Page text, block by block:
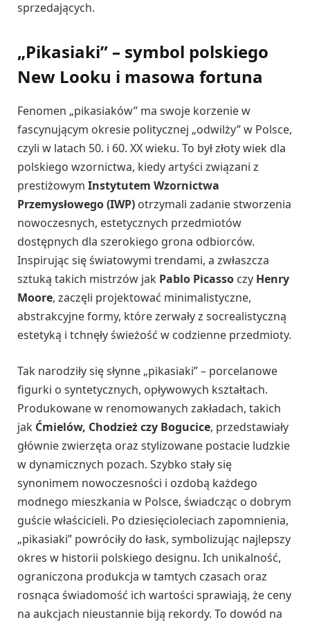
sprzedających.
„Pikasiaki” – symbol polskiego
New Looku i masowa fortuna
Fenomen „pikasiaków” ma swoje korzenie w
fascynującym okresie politycznej „odwilży” w Polsce,
czyli w latach 50. i 60. XX wieku. To był złoty wiek dla
polskiego wzornictwa, kiedy artyści związani z
prestiżowym Instytutem Wzornictwa
Przemysłowego (IWP) otrzymali zadanie stworzenia
nowoczesnych, estetycznych przedmiotów
dostępnych dla szerokiego grona odbiorców.
Inspirując się światowymi trendami, a zwłaszcza
sztuką takich mistrzów jak Pablo Picasso czy Henry
Moore, zaczęli projektować minimalistyczne,
abstrakcyjne formy, które zerwały z socrealistyczną
estetyką i tchnęły świeżość w codzienne przedmioty.
Tak narodziły się słynne „pikasiaki” – porcelanowe
figurki o syntetycznych, opływowych kształtach.
Produkowane w renomowanych zakładach, takich
jak Ćmielów, Chodzież czy Bogucice, przedstawiały
głównie zwierzęta oraz stylizowane postacie ludzkie
w dynamicznych pozach. Szybko stały się
synonimem nowoczesności i ozdobą każdego
modnego mieszkania w Polsce, świadcząc o dobrym
guście właścicieli. Po dziesięcioleciach zapomnienia,
„pikasiaki” powróciły do łask, symbolizując najlepszy
okres w historii polskiego designu. Ich unikalność,
ograniczona produkcja w tamtych czasach oraz
rosnąca świadomość ich wartości sprawiają, że ceny
na aukcjach nieustannie biją rekordy. To dowód na